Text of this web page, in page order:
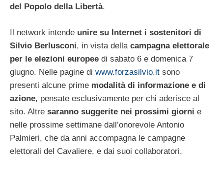
del Popolo della Libertà.
Il network intende unire su Internet i sostenitori di
Silvio Berlusconi, in vista della campagna elettorale
per le elezioni europee di sabato 6 e domenica 7
giugno. Nelle pagine di www.forzasilvio.it sono
presenti alcune prime modalità di informazione e di
azione, pensate esclusivamente per chi aderisce al
sito. Altre saranno suggerite nei prossimi giorni e
nelle prossime settimane dall’onorevole Antonio
Palmieri, che da anni accompagna le campagne
elettorali del Cavaliere, e dai suoi collaboratori.